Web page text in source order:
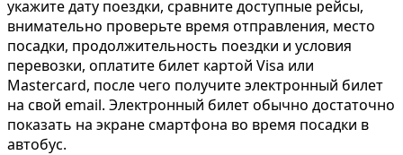
укажите дату поездки, сравните доступные рейсы,
внимательно проверьте время отправления, место
посадки, продолжительность поездки и условия
перевозки, оплатите билет картой Visa или
Mastercard, после чего получите электронный билет
на свой email. Электронный билет обычно достаточно
показать на экране смартфона во время посадки в
автобус.